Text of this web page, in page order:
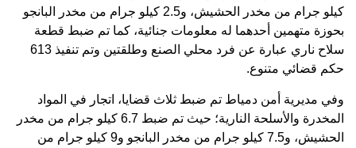
كيلو جرام من مخدر الحشيش، و2.5 كيلو جرام من مخدر البانجو
بحوزة متهمين أحدهما له معلومات جنائية، كما تم ضبط قطعة
سلاح ناري عبارة عن فرد محلي الصنع وطلقتين وتم تنفيذ 613
حكم قضائي متنوع.
وفي مديرية أمن دمياط تم ضبط ثلاث قضايا، اتجار في المواد
المخدرة والأسلحة النارية؛ حيث تم ضبط 6.7 كيلو جرام من مخدر
الحشيش، و7.5 كيلو جرام من مخدر البانجو و9 كيلو جرام من